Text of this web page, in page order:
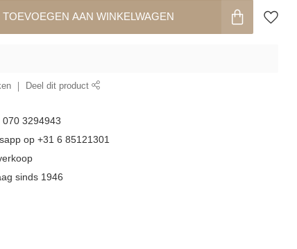
TOEVOEGEN AAN WINKELWAGEN
Deel dit product
070 3294943
op +31 6 85121301
sinds 1946